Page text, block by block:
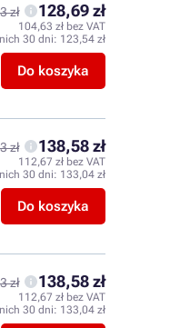
zł 128,69 zł
104,63 zł bez VAT
30 dni: 123,54 zł
Do koszyka
zł 138,58 zł
112,67 zł bez VAT
30 dni: 133,04 zł
Do koszyka
zł 138,58 zł
112,67 zł bez VAT
30 dni: 133,04 zł